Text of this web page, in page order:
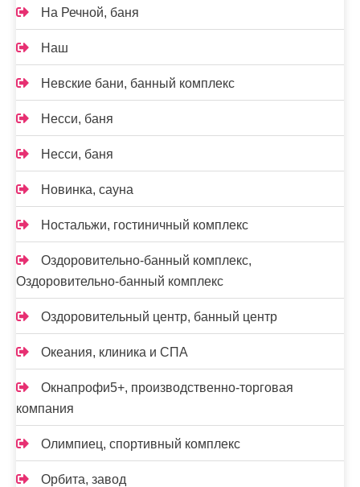
На Речной, баня
Наш
Невские бани, банный комплекс
Несси, баня
Несси, баня
Новинка, сауна
Ностальжи, гостиничный комплекс
Оздоровительно-банный комплекс,
Оздоровительно-банный комплекс
Оздоровительный центр, банный центр
Океания, клиника и СПА
Окнапрофи5+, производственно-торговая
компания
Олимпиец, спортивный комплекс
Орбита, завод